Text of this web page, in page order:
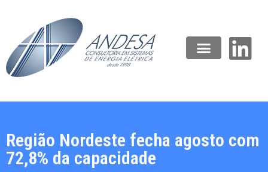
Região Nordeste fecha agosto com
72,8% da capacidade